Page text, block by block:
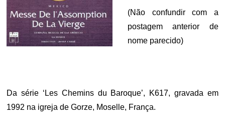
(Não confundir com a
postagem anterior de
nome parecido)
Da série ‘Les Chemins du Baroque’, K617, gravada em
1992 na igreja de Gorze, Moselle, França.